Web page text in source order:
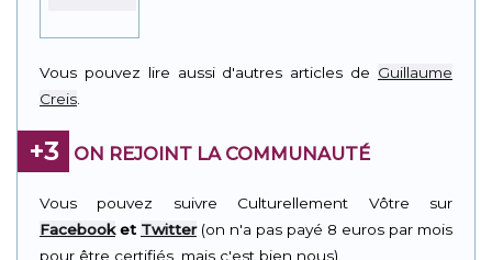
Vous pouvez lire aussi d'autres articles de Guillaume
Creis
+3 ON REJOINT LA COMMUNAUTÉ
Vous pouvez suivre Culturellement Vôtre sur
Facebooket Twitter(on n'a pas payé 8 euros par mois
pour être certifiés, mais c'est bien nous).